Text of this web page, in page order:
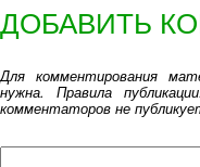
ДОБАВИТЬ
Для комментирования
нужна. Правила
комментаторов не
Текст комментария